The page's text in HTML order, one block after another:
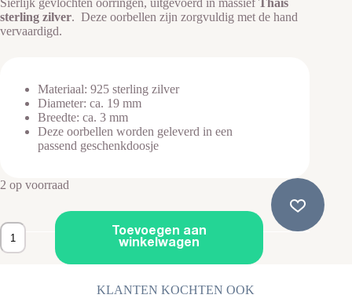
Sierlijk gevlochten oorringen, uitgevoerd in massiefThais
sterling zilver. Deze oorbellen zijn zorgvuldig met de hand
vervaardigd.
Materiaal: 925 sterling zilver
Diameter: ca. 19 mm
Breedte: ca. 3 mm
Deze oorbellen worden geleverd in een
passend geschenkdoosje
2 op voorraad
Gevlochten
Zilveren
Oorringen
Toevoegen aan
winkelwagen
KLANTEN KOCHTEN OOK